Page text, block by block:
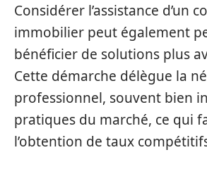
Considérer l’assistance d’un
immobilier peut également
bénéficier de solutions plus
Cette démarche délègue la
professionnel, souvent bien
pratiques du marché, ce qui
l’obtention de taux